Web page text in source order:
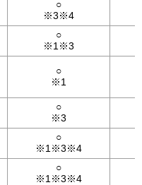
○
※3※4
○
※1※3
○
※1
○
※3
○
※1※3※4
○
※1※3※4